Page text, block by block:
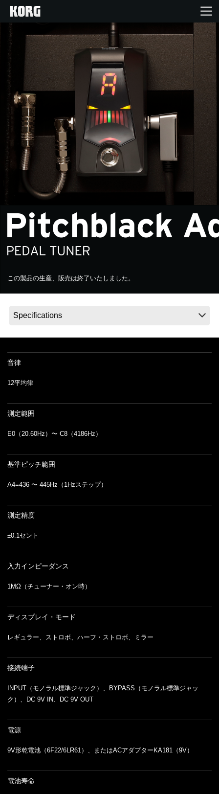
Home
Products
Import Products
Features
Support
Store Locator
News
Location
Social Media
この製品の生産、販売は終了いたしました。
音律
12平均律
測定範囲
E0（20.60Hz）〜 C8（4186Hz）
基準ピッチ範囲
A4=436 〜 445Hz（1Hzステップ）
測定精度
±0.1セント
入力インピーダンス
1MΩ（チューナー・オン時）
ディスプレイ・モード
レギュラー、ストロボ、ハーフ・ストロボ、ミラー
接続端子
INPUT（モノラル標準ジャック）、BYPASS（モノラル標準ジャッ
ク）、DC 9V IN、DC 9V OUT
電源
9V形乾電池（6F22/6LR61）、またはACアダプターKA181（9V）
電池寿命